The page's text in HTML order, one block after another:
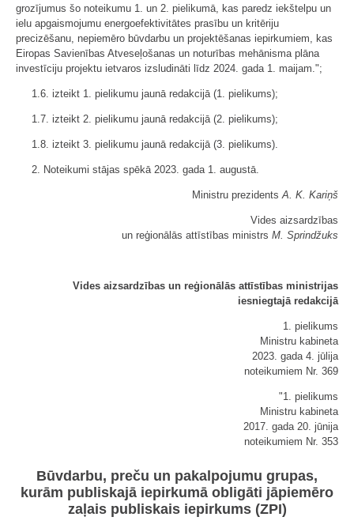
grozījumus šo noteikumu 1. un 2. pielikumā, kas paredz iekštelpu un
ielu apgaismojumu energoefektivitātes prasību un kritēriju
precizēšanu, nepiemēro būvdarbu un projektēšanas iepirkumiem, kas
Eiropas Savienības Atveseļošanas un noturības mehānisma plāna
investīciju projektu ietvaros izsludināti līdz 2024. gada 1. maijam.";
1.6. izteikt 1. pielikumu jaunā redakcijā (1. pielikums);
1.7. izteikt 2. pielikumu jaunā redakcijā (2. pielikums);
1.8. izteikt 3. pielikumu jaunā redakcijā (3. pielikums).
2. Noteikumi stājas spēkā 2023. gada 1. augustā.
Ministru prezidentsA. K. Kariņš
Vides aizsardzības
un reģionālās attīstības ministrs M. Sprindžuks
Vides aizsardzības un reģionālās attīstības ministrijas
iesniegtajā redakcijā
1. pielikums
Ministru kabineta
2023. gada 4. jūlija
noteikumiem Nr. 369
"1. pielikums
Ministru kabineta
2017. gada 20. jūnija
noteikumiem Nr. 353
Būvdarbu, preču un pakalpojumu grupas,
kurām publiskajā iepirkumā obligāti jāpiemēro
zaļais publiskais iepirkums (ZPI)